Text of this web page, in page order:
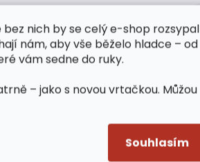
bez nich by se celý e-shop rozsypal
nám, aby vše běželo hladce – od
vám sedne do ruky.
– jako s novou vrtačkou. Můžou
Souhlasím
(1)